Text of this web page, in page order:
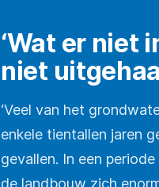
‘Wat er niet
niet
‘Veel van het
enkele tientallen jaren
gevallen. In een
de landbouw zich